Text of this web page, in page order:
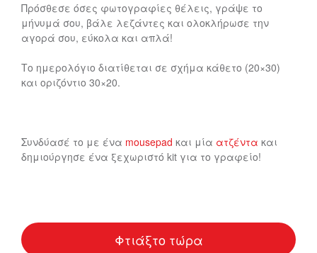
Πρόσθεσε όσες φωτογραφίες θέλεις, γράψε το
μήνυμά σου, βάλε λεζάντες και ολοκλήρωσε την
αγορά σου, εύκολα και απλά!
Το ημερολόγιο διατίθεται σε σχήμα κάθετο (20×30)
και οριζόντιο 30×20.
Συνδύασέ το με ένα mousepad και μία ατζέντα και
δημιούργησε ένα ξεχωριστό kit για το γραφείο!
Φτιάξτο τώρα